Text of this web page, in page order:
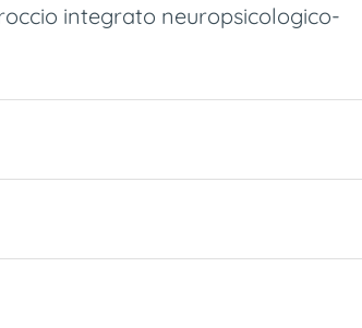
integrato neuropsicologico-